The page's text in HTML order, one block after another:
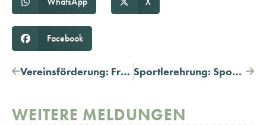
Facebook
Vereinsförderung: Frist läuft bald ab Sportlerehrung: Sportler des Jahres 2025 gesucht
WEITERE MELDUNGEN